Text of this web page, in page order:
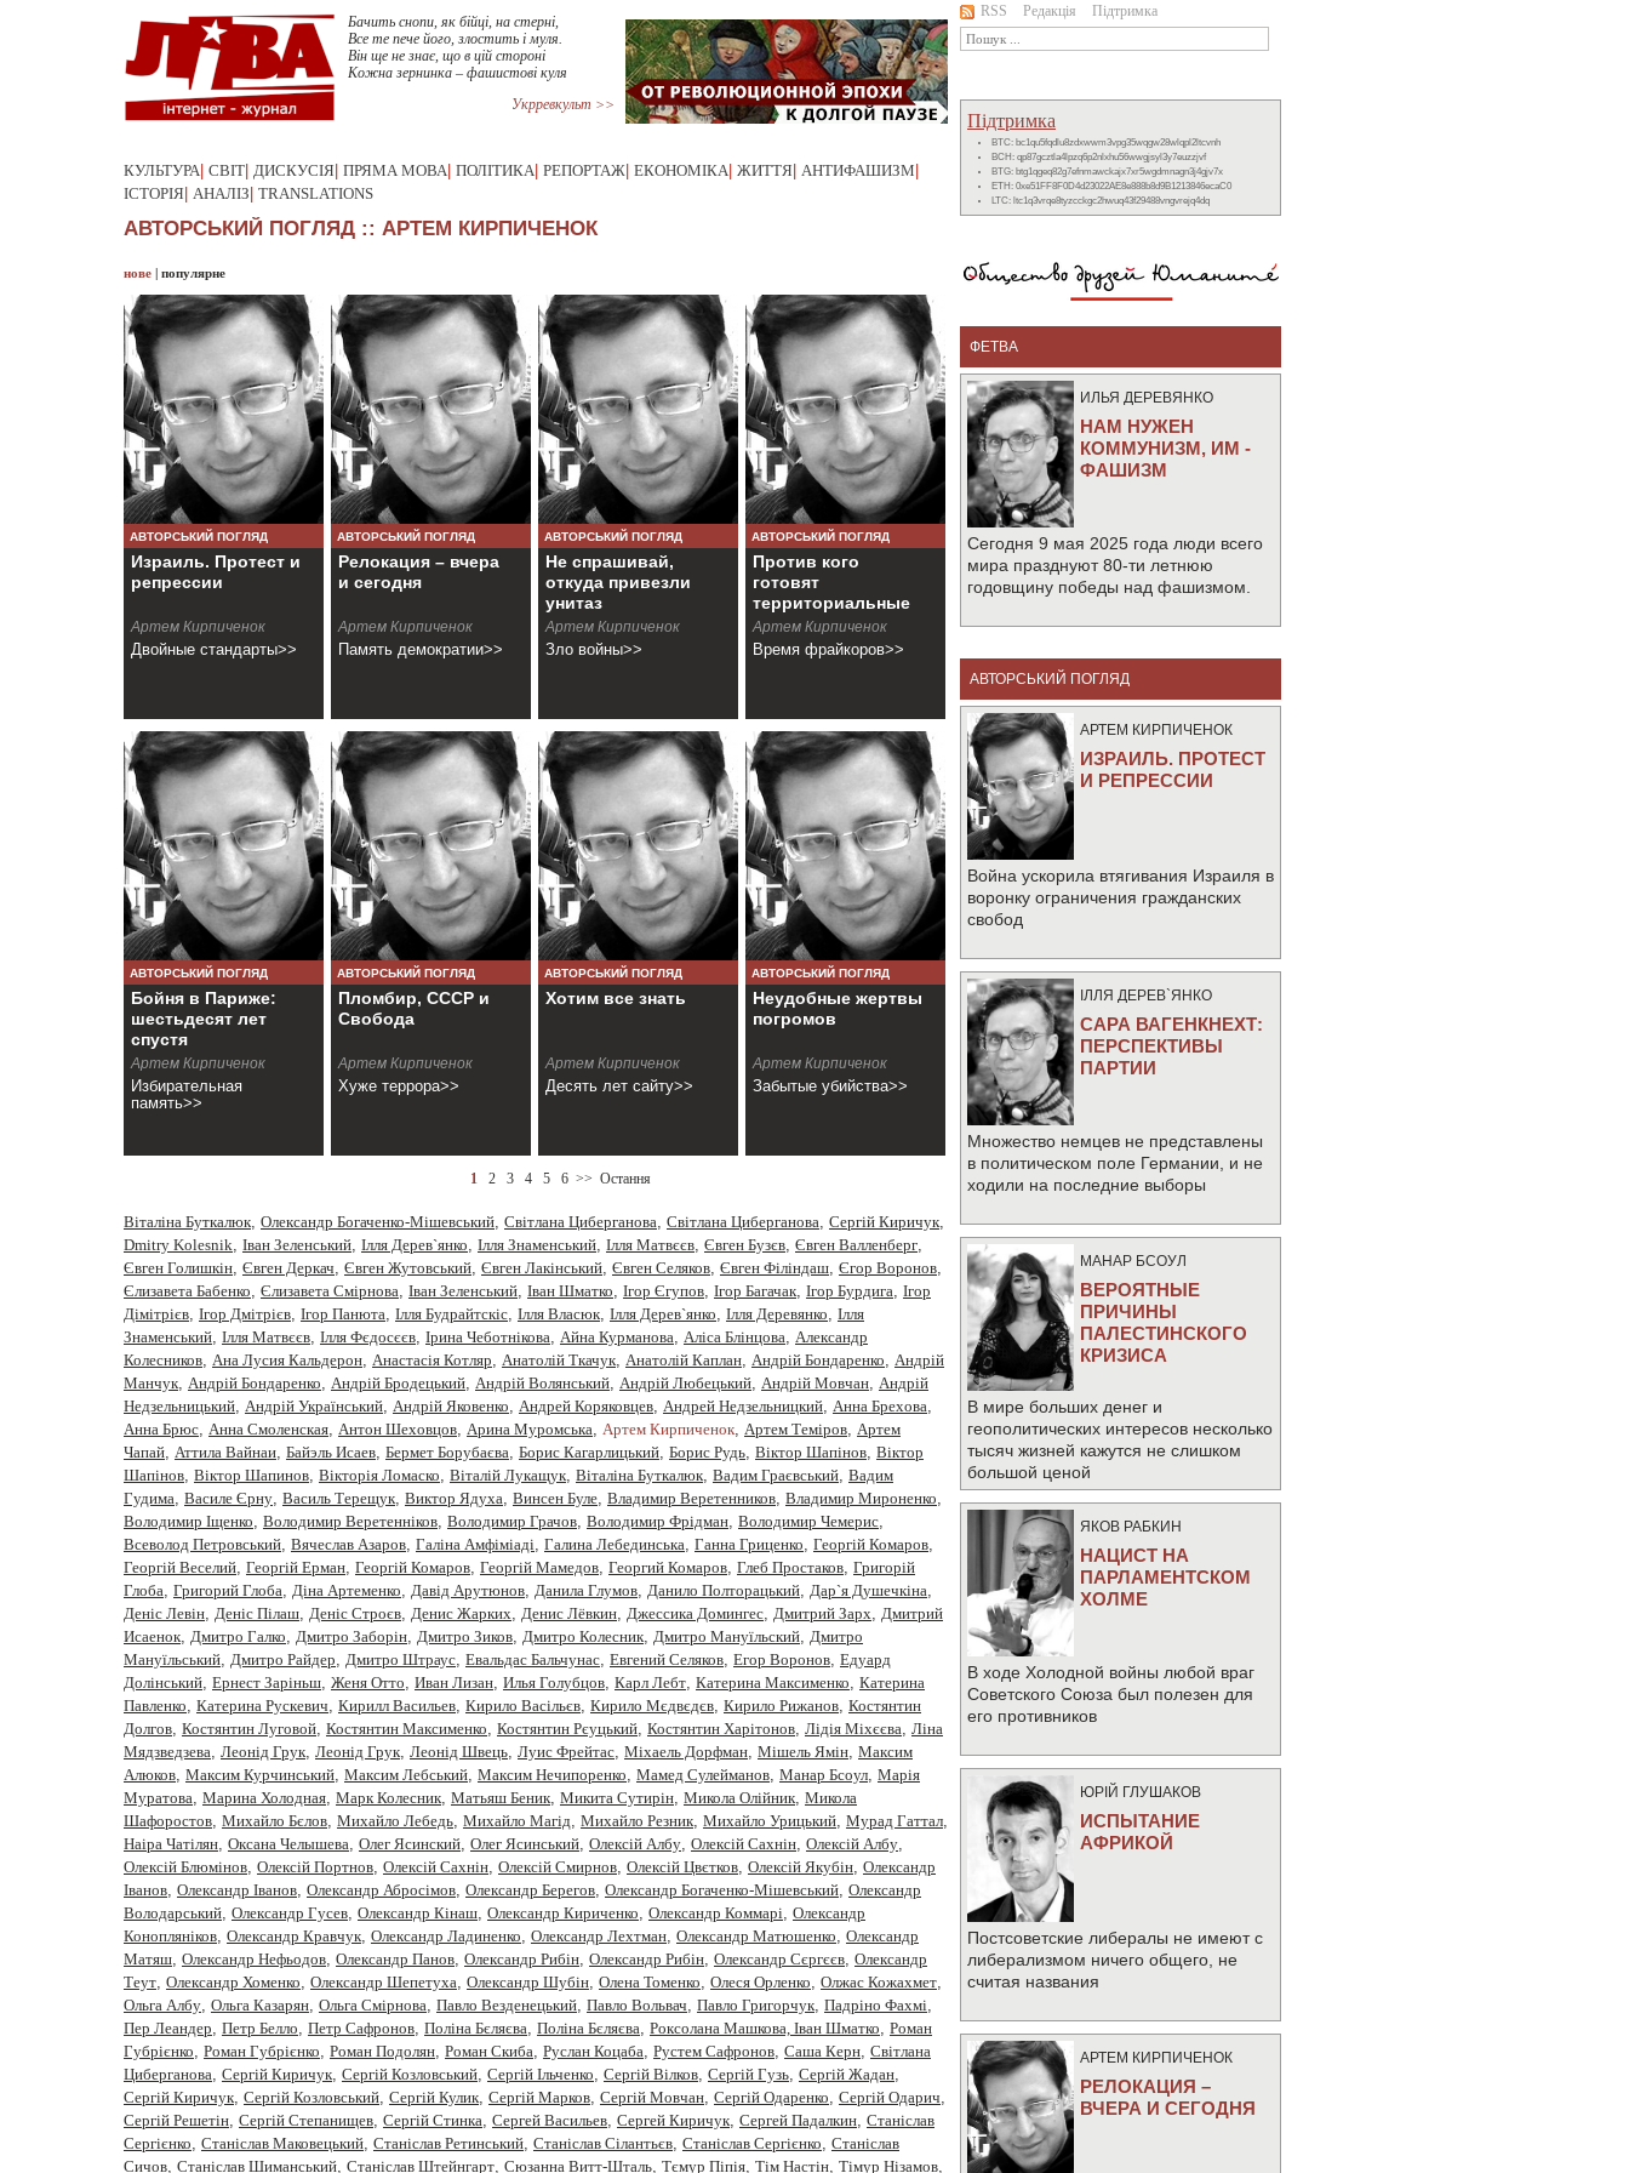
Бачить снопи, як бійці, на стерні,
Все те пече його, злостить і муля.
Він ще не знає, що в цій стороні
Кожна зернинка – фашистові куля
Укрревкульт >>
КУЛЬТУРА СВІТ ДИСКУСІЯ ПРЯМА МОВА ПОЛІТИКА РЕПОРТАЖ ЕКОНОМІКА ЖИТТЯ АНТИФАШИЗМ
ІСТОРІЯ АНАЛІЗ TRANSLATIONS
АВТОРСЬКИЙ ПОГЛЯД :: АРТЕМ КИРПИЧЕНОК
нове | популярне
АВТОРСЬКИЙ ПОГЛЯД
Израиль. Протест и
репрессии
Артем Кирпиченок
Двойные стандарты>>
АВТОРСЬКИЙ ПОГЛЯД
Релокация – вчера
и сегодня
Артем Кирпиченок
Память демократии>>
АВТОРСЬКИЙ ПОГЛЯД
Не спрашивай,
откуда привезли
унитаз
Артем Кирпиченок
Зло войны>>
АВТОРСЬКИЙ ПОГЛЯД
Против кого
готовят
территориальные
батальоны?
Артем Кирпиченок
Время фрайкоров>>
АВТОРСЬКИЙ ПОГЛЯД
Бойня в Париже:
шестьдесят лет
спустя
Артем Кирпиченок
Избирательная
память>>
АВТОРСЬКИЙ ПОГЛЯД
Пломбир, СССР и
Свобода
Артем Кирпиченок
Хуже террора>>
АВТОРСЬКИЙ ПОГЛЯД
Хотим все знать
Артем Кирпиченок
Десять лет сайту>>
АВТОРСЬКИЙ ПОГЛЯД
Неудобные жертвы
погромов
Артем Кирпиченок
Забытые убийства>>
1 2 3 4 5 6 >> Остання
Віталіна Буткалюк, Олександр Богаченко-Мішевський, Cвiтлана Циберганова, Cвітлана Циберганова, Cергiй Киричук,
Dmitry Kolesnik, Iван Зеленський, Iлля Дерев`янко, Iлля Знаменський, Iлля Матвєєв, Євген Бузєв, Євген Валленберг,
Євген Голишкін, Євген Деркач, Євген Жутовський, Євген Лакінський, Євген Селяков, Євген Філіндаш, Єгор Воронов,
Єлизавета Бабенко, Єлизавета Смірнова, Іван Зеленський, Іван Шматко, Ігор Єгупов, Ігор Багачак, Ігор Бурдига, Ігор
Дімітрієв, Ігор Дмітрієв, Ігор Панюта, Ілля Будрайтскіс, Ілля Власюк, Ілля Дерев`янко, Ілля Деревянко, Ілля
Знаменський, Ілля Матвєєв, Ілля Фєдосєєв, Ірина Чеботнікова, Айна Курманова, Аліса Блінцова, Александр
Колесников, Ана Лусия Кальдерон, Анастасiя Котляр, Анатолiй Ткачук, Анатолій Каплан, Андрiй Бондаренко, Андрiй
Манчук, Андрій Бондаренко, Андрій Бродецький, Андрій Волянський, Андрій Любецький, Андрій Мовчан, Андрій
Недзельницький, Андрій Український, Андрій Яковенко, Андрей Коряковцев, Андрей Недзельницкий, Анна Брехова,
Анна Брюс, Анна Смоленская, Антон Шеховцов, Арина Муромська, Артем Кирпиченок, Артем Теміров, Артем
Чапай, Аттила Вайнаи, Байэль Исаев, Бермет Борубаєва, Борис Кагарлицький, Борис Рудь, Вiктор Шапiнов, Віктор
Шапінов, Віктор Шапинов, Вікторія Ломаско, Віталій Лукащук, Віталіна Буткалюк, Вадим Граєвський, Вадим
Гудима, Василе Єрну, Василь Терещук, Виктор Ядуха, Винсен Буле, Владимир Веретенников, Владимир Мироненко,
Володимир Іщенко, Володимир Веретенніков, Володимир Грачов, Володимир Фрідман, Володимир Чемерис,
Всеволод Петровський, Вячеслав Азаров, Галіна Амфіміаді, Галина Лебединська, Ганна Гриценко, Георгiй Комаров,
Георгій Веселий, Георгій Ерман, Георгій Комаров, Георгій Мамедов, Георгий Комаров, Глеб Простаков, Григорій
Глоба, Григорий Глоба, Діна Артеменко, Давiд Арутюнов, Данила Глумов, Данило Полторацький, Дар`я Душечкіна,
Деніс Левін, Деніс Пілаш, Деніс Строєв, Денис Жарких, Денис Лёвкин, Джессика Домингес, Дмитрий Зарх, Дмитрий
Исаенок, Дмитро Галко, Дмитро Заборiн, Дмитро Зиков, Дмитро Колесник, Дмитро Мануїльский, Дмитро
Мануїльський, Дмитро Райдер, Дмитро Штраус, Евальдас Бальчунас, Евгений Селяков, Егор Воронов, Едуард
Долінський, Ернест Заріньш, Женя Отто, Иван Лизан, Илья Голубцов, Карл Лебт, Катерина Максименко, Катерина
Павленко, Катерина Рускевич, Кирилл Васильев, Кирило Васільєв, Кирило Мєдвєдєв, Кирило Рижанов, Костянтин
Долгов, Костянтин Луговой, Костянтин Максименко, Костянтин Рєуцький, Костянтин Харітонов, Лідія Міхєєва, Ліна
Мядзведзева, Леонiд Грук, Леонід Грук, Леонід Швець, Луис Фрейтас, Міхаель Дорфман, Мішель Ямін, Максим
Алюков, Максим Курчинський, Максим Лебський, Максим Нечипоренко, Мамед Сулейманов, Манар Бсоул, Марія
Муратова, Марина Холодная, Марк Колесник, Матьяш Беник, Микита Сутирін, Микола Олійник, Микола
Шафоростов, Михайло Бєлов, Михайло Лебедь, Михайло Магід, Михайло Резник, Михайло Урицький, Мурад Гаттал,
Наіра Чатілян, Оксана Челышева, Олег Ясинский, Олег Ясинський, Олексiй Албу, Олексiй Сахнiн, Олексій Албу,
Олексій Блюмінов, Олексій Портнов, Олексій Сахнін, Олексій Смирнов, Олексій Цвєтков, Олексій Якубін, Олександр
Iванов, Олександр Іванов, Олександр Абросімов, Олександр Берегов, Олександр Богаченко-Мішевський, Олександр
Володарський, Олександр Гусев, Олександр Кінаш, Олександр Кириченко, Олександр Коммарі, Олександр
Конопляніков, Олександр Кравчук, Олександр Ладиненко, Олександр Лехтман, Олександр Матюшенко, Олександр
Матяш, Олександр Нефьодов, Олександр Панов, Олександр Рибiн, Олександр Рибін, Олександр Сєргєєв, Олександр
Теут, Олександр Хоменко, Олександр Шепетуха, Олександр Шубін, Олена Томенко, Олеся Орленко, Олжас Кожахмет,
Ольга Албу, Ольга Казарян, Ольга Смірнова, Павло Везденецький, Павло Вольвач, Павло Григорчук, Падріно Фахмі,
Пер Леандер, Петр Белло, Петр Сафронов, Полiна Бєляєва, Поліна Бєляєва, Роксолана Машкова, Іван Шматко, Роман
Губрiєнко, Роман Губрієнко, Роман Подолян, Роман Скиба, Руслан Коцаба, Рустем Сафронов, Саша Керн, Світлана
Циберганова, Сергiй Киричук, Сергiй Козловський, Сергій Ільченко, Сергій Вілков, Сергій Гузь, Сергій Жадан,
Сергій Киричук, Сергій Козловський, Сергій Кулик, Сергій Марков, Сергій Мовчан, Сергій Одаренко, Сергій Одарич,
Сергій Решетін, Сергій Степанищев, Сергій Стинка, Сергей Васильев, Сергей Киричук, Сергей Падалкин, Станiслав
Сергiєнко, Станіслав Маковецький, Станіслав Ретинський, Станіслав Сілантьєв, Станіслав Сергієнко, Станіслав
Сичов, Станіслав Шиманський, Станіслав Штейнгарт, Сюзанна Витт-Шталь, Тємур Піпія, Тім Настін, Тімур Нізамов,
RSS Редакція Підтримка
Підтримка
BTC: bc1qu5fqdlu8zdxwwm3vpg35wqgw28wlqpl2ltcvnh
BCH: qp87gcztla4lpzq6p2nlxhu56wwgjsyl3y7euzzjvf
BTG: btg1qgeq82g7efnmawckajx7xr5wgdmnagn3j4gjv7x
ETH: 0xe51FF8F0D4d23022AE8e888b8d9B1213846ecaC0
LTC: ltc1q3vrqe8tyzcckgc2hwuq43f29488vngvrejq4dq
ФЕТВА
ИЛЬЯ ДЕРЕВЯНКО
НАМ НУЖЕН
КОММУНИЗМ, ИМ -
ФАШИЗМ
Сегодня 9 мая 2025 года люди всего
мира празднуют 80-ти летнюю
годовщину победы над фашизмом.
АВТОРСЬКИЙ ПОГЛЯД
АРТЕМ КИРПИЧЕНОК
ИЗРАИЛЬ. ПРОТЕСТ
И РЕПРЕССИИ
Война ускорила втягивания Израиля в
воронку ограничения гражданских
свобод
IЛЛЯ ДЕРЕВ`ЯНКО
САРА ВАГЕНКНЕХТ:
ПЕРСПЕКТИВЫ
ПАРТИИ
Множество немцев не представлены
в политическом поле Германии, и не
ходили на последние выборы
МАНАР БСОУЛ
ВЕРОЯТНЫЕ
ПРИЧИНЫ
ПАЛЕСТИНСКОГО
КРИЗИСА
В мире больших денег и
геополитических интересов несколько
тысяч жизней кажутся не слишком
большой ценой
ЯКОВ РАБКИН
НАЦИСТ НА
ПАРЛАМЕНТСКОМ
ХОЛМЕ
В ходе Холодной войны любой враг
Советского Союза был полезен для
его противников
ЮРIЙ ГЛУШАКОВ
ИСПЫТАНИЕ
АФРИКОЙ
Постсоветские либералы не имеют с
либерализмом ничего общего, не
считая названия
АРТЕМ КИРПИЧЕНОК
РЕЛОКАЦИЯ –
ВЧЕРА И СЕГОДНЯ